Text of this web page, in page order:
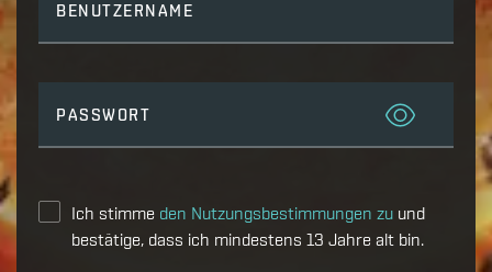
BENUTZERNAME
PASSWORT
Ich stimme den Nutzungsbestimmungen zu und
bestätige, dass ich mindestens 13 Jahre alt bin.